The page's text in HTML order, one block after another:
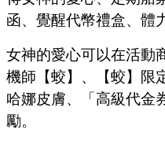
函、覺醒代幣禮盒、體
女神的愛心可以在活動
機師【蛟】、【蛟】限
哈娜皮膚、
「 高級代金
勵。